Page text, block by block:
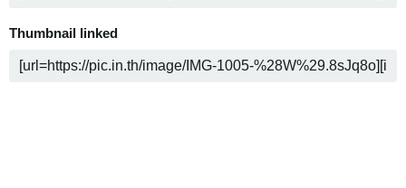
Thumbnail linked